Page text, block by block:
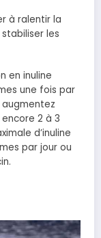
à ralentir la
les
en inuline
une fois par
2 à 3
d’inuline
par jour ou